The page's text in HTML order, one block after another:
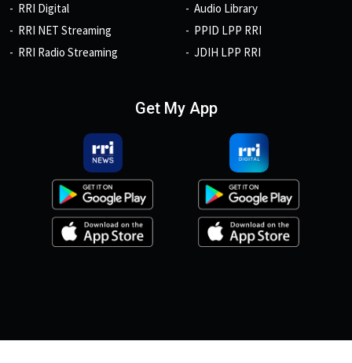
RRI Digital
RRI NET Streaming
RRI Radio Streaming
Audio Library
PPID LPP RRI
JDIH LPP RRI
Get My App